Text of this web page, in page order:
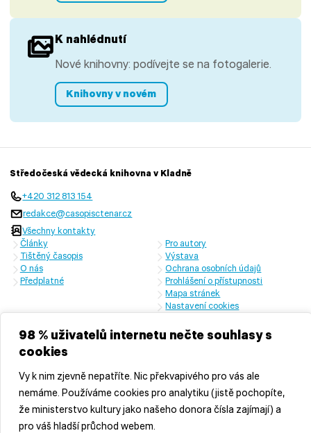
98 % uživatelů internetu nečte souhlasy s
cookies
Vy k nim zjevně nepatříte. Nic překvapivého pro vás ale
nemáme. Používáme cookies pro analytiku (jistě pochopíte,
že ministerstvo kultury jako našeho donora čísla zajímají) a
pro váš hladší průchod webem.
K nahlédnutí
Nové knihovny: podívejte se na fotogalerie.
Knihovny v novém
Středočeská vědecká knihovna v Kladně
+420 312 813 154
redakce@casopisctenar.cz
Všechny kontakty
Články
Tištěný časopis
O nás
Předplatné
Pro autory
Výstava
Ochrana osobních údajů
Prohlášení o přístupnosti
Mapa stránek
Nastavení cookies
České republiky a Středočeského kraje